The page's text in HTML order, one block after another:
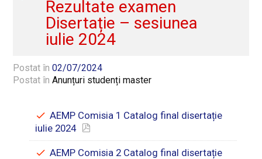
Rezultate examen
Disertație – sesiunea
iulie 2024
Postat în02/07/2024
Postat înAnunțuri studenți master
AEMP Comisia 1 Catalog final disertație
iulie 2024
AEMP Comisia 2 Catalog final disertație